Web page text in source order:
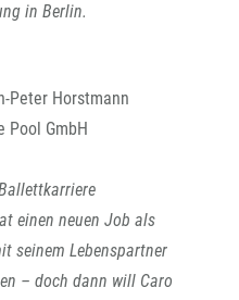
in Berlin.
Peter Horstmann
Pool GmbH
einen neuen Job als
seinem Lebenspartner
– doch dann will Caro